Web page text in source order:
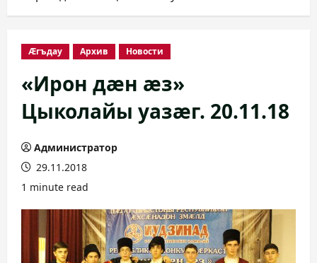
Æгъдау Архив Новости
«Ирон дæн æз»
Цыколайы уазæг. 20.11.18
Администратор
29.11.2018
1 minute read